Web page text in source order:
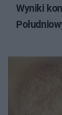
Wyniki